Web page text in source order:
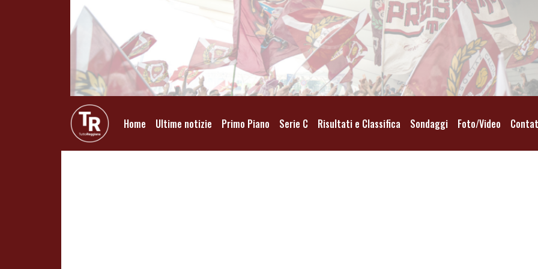
Home Ultime notizie Primo Piano Serie C Risultati e Classifica Sondaggi Foto/Video